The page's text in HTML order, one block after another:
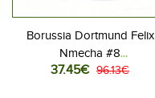
Borussia Dortmund Felix
Nmecha #8
Jalkapallovaatteet Lasten
37.45€ 96.13€